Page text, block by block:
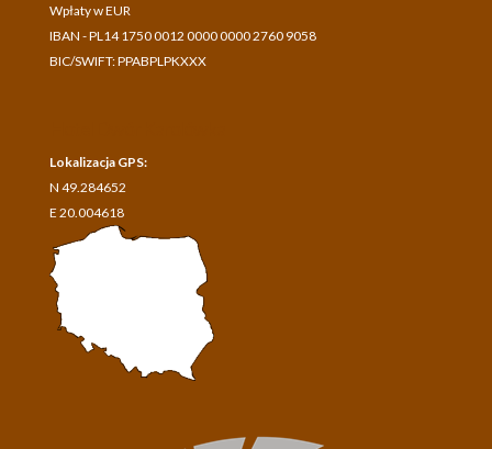
Wpłaty w EUR
IBAN - PL14 1750 0012 0000 0000 2760 9058
BIC/SWIFT: PPABPLPKXXX
Lokalizacja GPS:
N 49.284652
E 20.004618